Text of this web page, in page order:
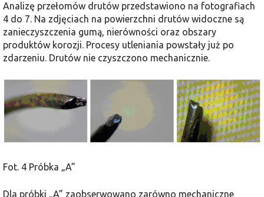
Analizę przełomów drutów przedstawiono na fotografiach
4 do 7. Na zdjęciach na powierzchni drutów widoczne są
zanieczyszczenia gumą, nierówności oraz obszary
produktów korozji. Procesy utleniania powstały już po
zdarzeniu. Drutów nie czyszczono mechanicznie.
Fot. 4 Próbka „A”
Dla próbki „A” zaobserwowano zarówno mechaniczne